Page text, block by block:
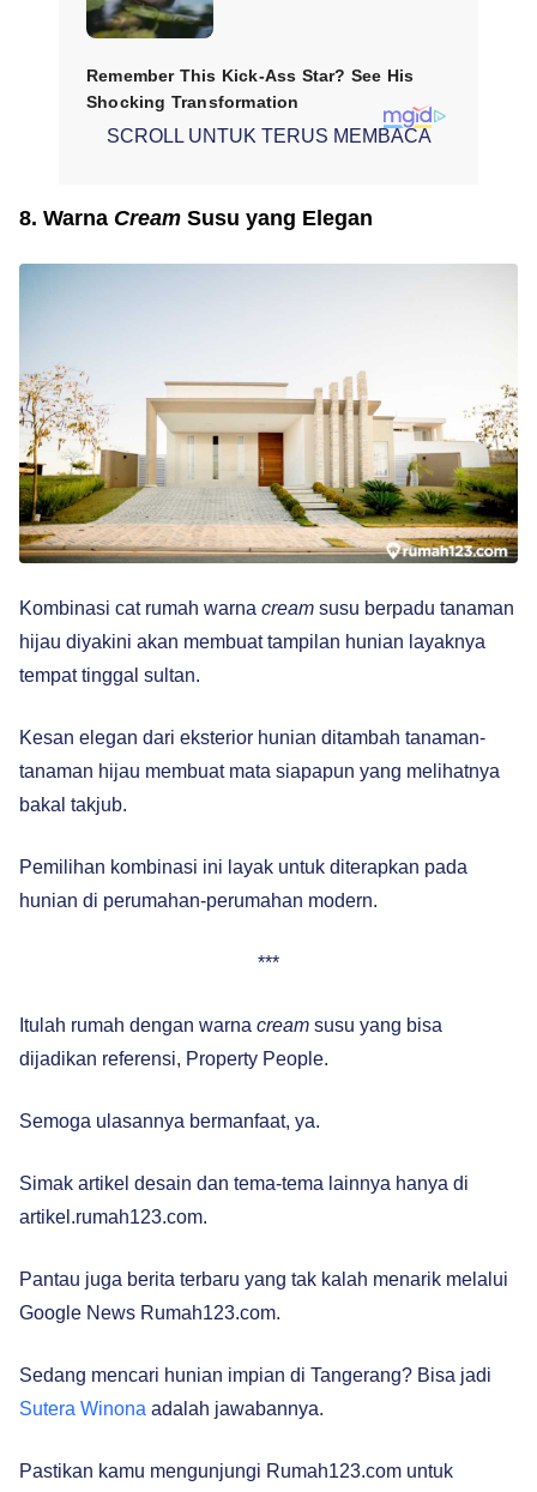
SCROLL UNTUK TERUS MEMBACA
8. Warna Cream Susu yang Elegan
Kombinasi cat rumah warna cream susu berpadu tanaman
hijau diyakini akan membuat tampilan hunian layaknya
tempat tinggal sultan.
Kesan elegan dari eksterior hunian ditambah tanaman-
tanaman hijau membuat mata siapapun yang melihatnya
bakal takjub.
Pemilihan kombinasi ini layak untuk diterapkan pada
hunian di perumahan-perumahan modern.
***
Itulah rumah dengan warna cream susu yang bisa
dijadikan referensi, Property People.
Semoga ulasannya bermanfaat, ya.
Simak artikel desain dan tema-tema lainnya hanya di
artikel.rumah123.com.
Pantau juga berita terbaru yang tak kalah menarik melalui
Google News Rumah123.com.
Sedang mencari hunian impian di Tangerang? Bisa jadi
Sutera Winona adalah jawabannya.
Pastikan kamu mengunjungi Rumah123.com untuk